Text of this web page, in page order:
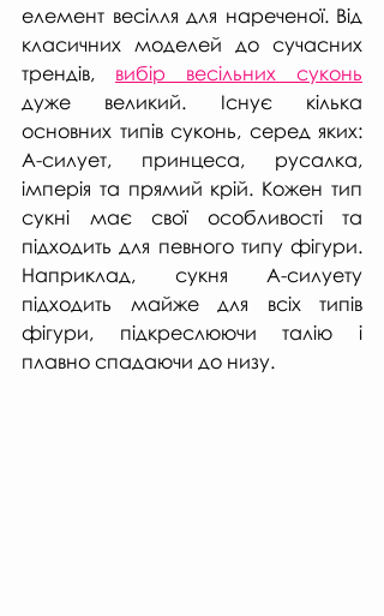
елемент весілля для нареченої. Від
класичних моделей до сучасних
трендів, вибір весільних суконь
дуже великий. Існує кілька
основних типів суконь, серед яких:
A-силует, принцеса, русалка,
імперія та прямий крій. Кожен тип
сукні має свої особливості та
підходить для певного типу фігури.
Наприклад, сукня А-силуету
підходить майже для всіх типів
фігури, підкреслюючи талію і
плавно спадаючи до низу.